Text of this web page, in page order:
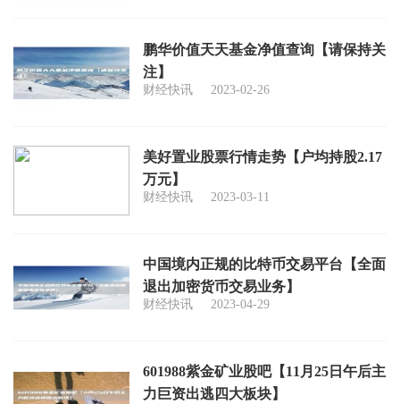
鹏华价值天天基金净值查询【请保持关
注】
财经快讯 2023-02-26
美好置业股票行情走势【户均持股2.17
万元】
财经快讯 2023-03-11
中国境内正规的比特币交易平台【全面
退出加密货币交易业务】
财经快讯 2023-04-29
601988紫金矿业股吧【11月25日午后主
力巨资出逃四大板块】